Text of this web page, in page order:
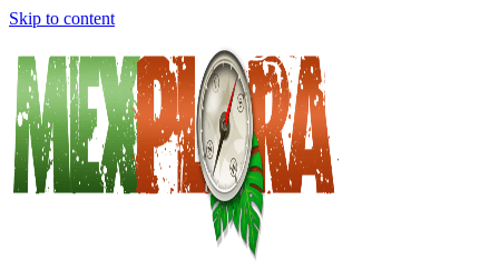
Skip to content